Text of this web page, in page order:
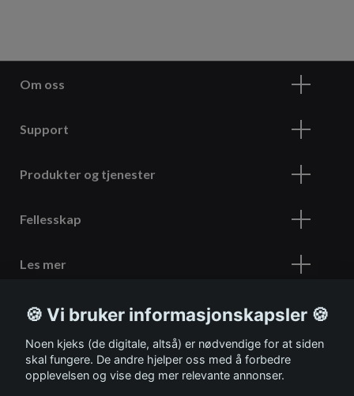
Om oss
Support
Produkter og tjenester
Fellesskap
Les mer
Meld deg på vårt nyhetsbrev
🍪 Vi bruker informasjonskapsler 🍪
Noen kjeks (de digitale, altså) er nødvendige for at siden
skal fungere. De andre hjelper oss med å forbedre
opplevelsen og vise deg mer relevante annonser.